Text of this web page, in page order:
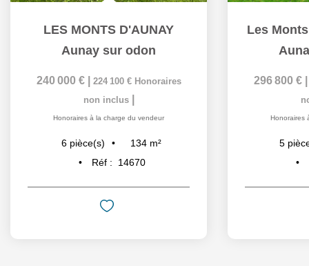
LES MONTS D'AUNAY
Aunay sur odon
240 000 € 224 100 € Honoraires
non inclus
Honoraires à la charge du vendeur
6 pièce(s) 134 m²
Réf :
14670
Les
296 800 €
Honoraires
5